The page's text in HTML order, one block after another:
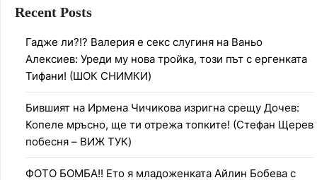
Recent Posts
Гадже ли?!? Валерия е секс слугиня на Ваньо
Алексиев: Уреди му нова тройка, този път с ергенката
Тифани! (ШОК СНИМКИ)
Бившият на Ирмена Чичикова изригна срещу Дочев:
Копеле мръсно, ще ти отрежа топките! (Стефан Щерев
побесня – ВИЖ ТУК)
ФОТО БОМБА!! Ето я младоженката Айлин Бобева с